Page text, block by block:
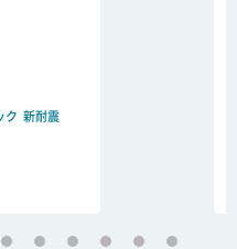
ク 新耐震